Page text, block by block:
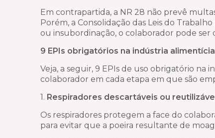
Em contrapartida, a NR 28 não prevê
Porém, a Consolidação das Leis do
ou insubordinação, o colaborador pode ser
9 EPIs obrigatórios na indústria alimentícia
Veja, a seguir, 9 EPIs de uso obrigatório na
colaborador em cada etapa em que são
1. Respiradores descartáveis ou
Os respiradores protegem a face do
para evitar que a poeira resultante de